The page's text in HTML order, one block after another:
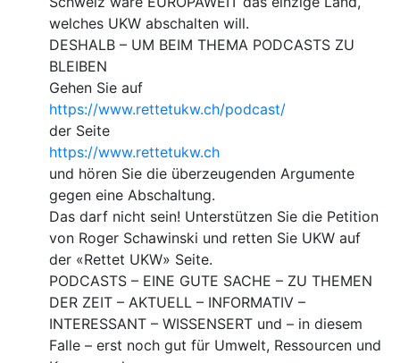
welches UKW abschalten will.
DESHALB – UM BEIM THEMA PODCASTS ZU
BLEIBEN
Gehen Sie auf
https://www.rettetukw.ch/podcast/
der Seite
https://www.rettetukw.ch
und hören Sie die überzeugenden Argumente
gegen eine Abschaltung.
Das darf nicht sein! Unterstützen Sie die Petition
von Roger Schawinski und retten Sie UKW auf
der «Rettet UKW» Seite.
PODCASTS – EINE GUTE SACHE – ZU THEMEN
DER ZEIT – AKTUELL – INFORMATIV –
INTERESSANT – WISSENSERT und – in diesem
Falle – erst noch gut für Umwelt, Ressourcen und